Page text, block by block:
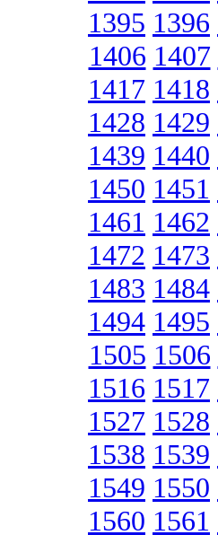
1395 1396
1406 1407
1417 1418
1428 1429
1439 1440
1450 1451
1461 1462
1472 1473
1483 1484
1494 1495
1505 1506
1516 1517
1527 1528
1538 1539
1549 1550
1560 1561